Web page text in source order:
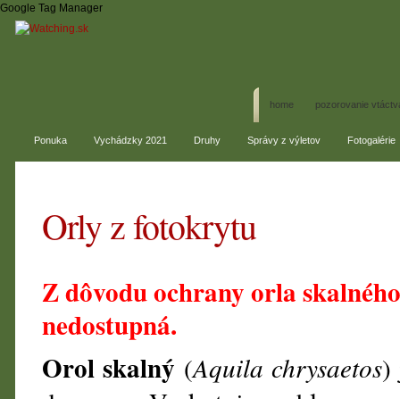
Google Tag Manager
home pozorovanie
Ponuka Vychádzky 2021 Druhy Správy z výletov Fotogalérie
Orly z fotokrytu
Z dôvodu ochrany orla
nedostupná.
Orol skalný (Aquila chrysaetos)